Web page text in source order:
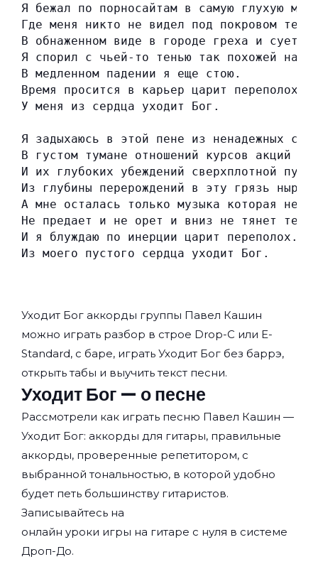
Я бежал по порносайтам в самую глухую
Где меня никто не видел под покровом
В обнаженном виде в городе греха и суеты.
Я спорил с чьей-то тенью так похожей на
В медленном падении я еще стою.
Время просится в карьер царит переполох.
У меня из сердца уходит Бог.
Я задыхаюсь в этой пене из ненадежных
В густом тумане отношений курсов акций и
И их глубоких убеждений сверхплотной
Из глубины перерождений в эту грязь
А мне осталась только музыка которая не
Не предает и не орет и вниз не тянет
И я блуждаю по инерции царит переполох.
Из моего пустого сердца уходит Бог.
Уходит Бог аккорды группы Павел Кашин
можно играть разбор в строе Drop-C или E-
Standard, с баре, играть Уходит Бог без баррэ,
открыть табы и выучить текст песни.
Уходит Бог — о песне
Рассмотрели как играть песню Павел Кашин —
Уходит Бог: аккорды для гитары, правильные
аккорды, проверенные репетитором, с
выбранной тональностью, в которой удобно
будет петь большинству гитаристов.
Записывайтесь на
онлайн уроки игры на гитаре с нуля в системе
Дроп-До.